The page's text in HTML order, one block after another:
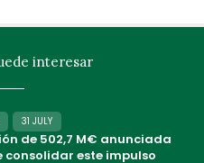
interesar
31 JULY
de 502,7 M€ anunciada
este impulso